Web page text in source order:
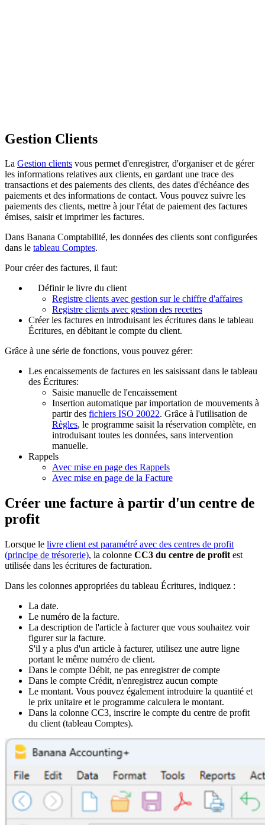
Gestion Clients
La Gestion clients vous permet d'enregistrer, d'organiser et de gérer
les informations relatives aux clients, en gardant une trace des
transactions et des paiements des clients, des dates d'échéance des
paiements et des informations de contact. Vous pouvez suivre les
paiements des clients, mettre à jour l'état de paiement des factures
émises, saisir et imprimer les factures.
Dans Banana Comptabilité, les données des clients sont configurées
dans le tableau Comptes.
Pour créer des factures, il faut:
Définir le livre du client
Registre clients avec gestion sur le chiffre d'affaires
Registre clients avec gestion des recettes
Créer les factures en introduisant les écritures dans le tableau
Écritures, en débitant le compte du client.
Grâce à une série de fonctions, vous pouvez gérer:
Les encaissements de factures en les saisissant dans le tableau
des Écritures:
Saisie manuelle de l'encaissement
Insertion automatique par importation de mouvements à
partir des fichiers ISO 20022. Grâce à l'utilisation de
Règles, le programme saisit la réservation complète, en
introduisant toutes les données, sans intervention
manuelle.
Rappels
Avec mise en page des Rappels
Avec mise en page de la Facture
Créer une facture à partir d'un centre de
profit
Lorsque le livre client est paramétré avec des centres de profit
(principe de trésorerie), la colonne CC3 du centre de profit est
utilisée dans les écritures de facturation.
Dans les colonnes appropriées du tableau Écritures, indiquez :
La date.
Le numéro de la facture.
La description de l'article à facturer que vous souhaitez voir
figurer sur la facture.
S'il y a plus d'un article à facturer, utilisez une autre ligne
portant le même numéro de client.
Dans le compte Débit, ne pas enregistrer de compte
Dans le compte Crédit, n'enregistrez aucun compte
Le montant. Vous pouvez également introduire la quantité et
le prix unitaire et le programme calculera le montant.
Dans la colonne CC3, inscrire le compte du centre de profit
du client (tableau Comptes).